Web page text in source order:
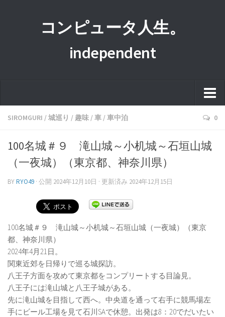
コンピュータ人生。
independent
ホーム
プライバシーポリシー
運営者情報
SIROMGURI /城巡り / 趣味 /車 /車中泊 0
100名城＃９ 滝山城～小机城～石垣山城
（一夜城）（東京都、神奈川県）
BYRYO49 · 公開 2024年12月10日 · 更新済み 2024年12月15日
100名城＃９ 滝山城～小机城～石垣山城（一夜城）（東京
都、神奈川県）
2024年4月21日。
関東近郊を日帰りで巡る城探訪。
八王子方面を攻めて東京都をコンプリートする目論見。
八王子には滝山城と八王子城がある。
先に滝山城を目指して西へ。中央道を通って右手に競馬場左
手にビール工場を見て石川SAで休憩。出発は8：20でだいたい